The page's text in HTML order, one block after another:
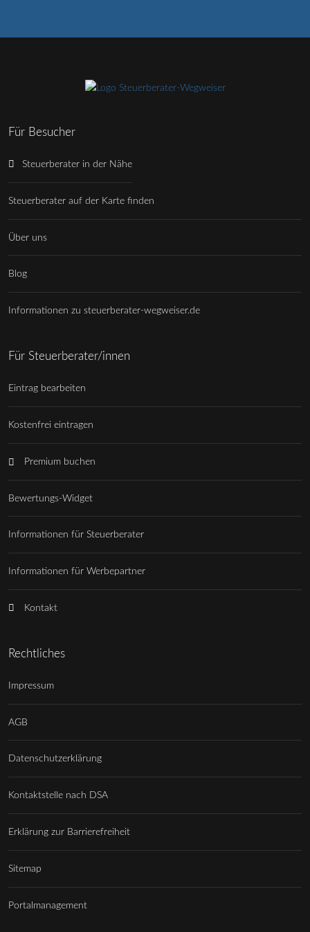
Für Besucher
Steuerberater in der Nähe
Steuerberater auf der Karte finden
Über uns
Blog
Informationen zu steuerberater-wegweiser.de
Für Steuerberater/innen
Eintrag bearbeiten
Kostenfrei eintragen
Premium buchen
Bewertungs-Widget
Informationen für Steuerberater
Informationen für Werbepartner
Kontakt
Rechtliches
Impressum
AGB
Datenschutzerklärung
Kontaktstelle nach DSA
Erklärung zur Barrierefreiheit
Sitemap
Portalmanagement